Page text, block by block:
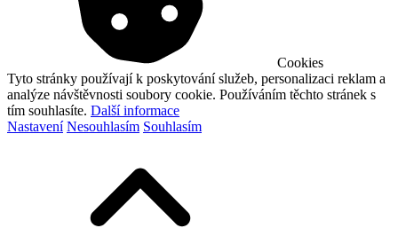
Cookies
Tyto stránky používají k poskytování služeb, personalizaci reklam a
analýze návštěvnosti soubory cookie. Používáním těchto stránek s
tím souhlasíte. Další informace
Nastavení Nesouhlasím Souhlasím